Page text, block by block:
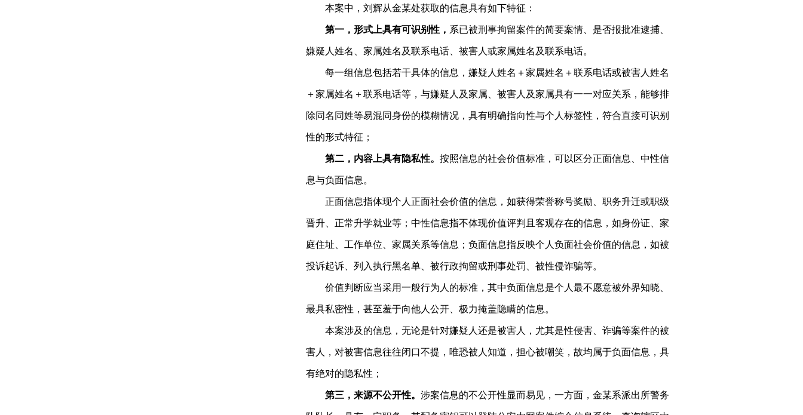
本案中，刘辉从金某处获取的信息具有如下特征：
第一，形式上具有可识别性， 系已被刑事拘留案件的简要案情、是否报批准逮捕、
嫌疑人姓名、家属姓名及联系电话、被害人或家属姓名及联系电话。
每一组信息包括若干具体的信息，嫌疑人姓名＋家属姓名＋联系电话或被害人姓名
＋家属姓名＋联系电话等，与嫌疑人及家属、被害人及家属具有一一对应关系，能够排
除同名同姓等易混同身份的模糊情况，具有明确指向性与个人标签性，符合直接可识别
性的形式特征；
第二，内容上具有隐私性。 按照信息的社会价值标准，可以区分正面信息、中性信
息与负面信息。
正面信息指体现个人正面社会价值的信息，如获得荣誉称号奖励、职务升迁或职级
晋升、正常升学就业等；中性信息指不体现价值评判且客观存在的信息，如身份证、家
庭住址、工作单位、家属关系等信息；负面信息指反映个人负面社会价值的信息，如被
投诉起诉、列入执行黑名单、被行政拘留或刑事处罚、被性侵诈骗等。
价值判断应当采用一般行为人的标准，其中负面信息是个人最不愿意被外界知晓、
最具私密性，甚至羞于向他人公开、极力掩盖隐瞒的信息。
本案涉及的信息，无论是针对嫌疑人还是被害人，尤其是性侵害、诈骗等案件的被
害人，对被害信息往往闭口不提，唯恐被人知道，担心被嘲笑，故均属于负面信息，具
有绝对的隐私性；
第三，来源不公开性。 涉案信息的不公开性显而易见，一方面，金某系派出所警务